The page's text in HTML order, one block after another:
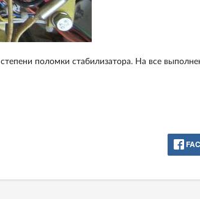
поломки стабилизатора. На все